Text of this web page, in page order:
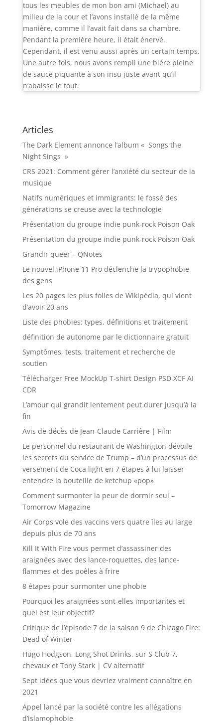
tous les meubles de mon bon ami (Michael) au
milieu de la cour et l’avons installé de la même
manière, comme il l’avait fait dans sa chambre.
Pendant la première heure, il était énervé.
Cependant, il est venu aussi après un certain temps.
Une autre fois, nous avons rempli une bière pleine
de sauce piquante à son insu juste avant qu’il
n’abaisse le tout.
Articles
The Dark Element annonce l’album « Songs the
Night Sings »
CRS 2021: Comment gérer l’anxiété du secteur de la
musique
Natifs numériques et immigrants: le fossé des
générations se creuse avec la technologie
Présentation du groupe indie punk-rock Poison Oak
Présentation du groupe indie punk-rock Poison Oak
Grandir queer – QNotes
Le nouvel iPhone 11 Pro déclenche la trypophobie
des gens
Les 20 pages les plus folles de Wikipédia, qui vient
d’avoir 20 ans
Liste des phobies: types, définitions et traitement
définition de autonome par le dictionnaire gratuit
Symptômes, tests, traitement et recherche de
soutien
Télécharger Free MockUp T-shirt Design PSD XCF AI
CDR
L’amour qui grandit lentement peut durer jusqu’à la
fin
Avis de décès de Jean-Claude Carrière | Film
Le personnel du restaurant de Washington dévoile
les secrets du service de Trump – d’un processus de
versement de Coca light en 7 étapes à lui laisser
entendre la bouteille de ketchup «pop»
Comment surmonter la peur de dormir seul –
Tomorrow Magazine
Air Corps vole des vaccins vers quatre îles au large
depuis plus de 70 ans
Kill It With Fire vous permet d’assassiner des
araignées avec des lance-roquettes, des lance-
flammes et des poêles à frire
8 étapes pour surmonter une phobie
Pourquoi les araignées sont-elles importantes et
quel est leur objectif?
Critique de l’épisode 7 de la saison 9 de Chicago Fire:
Dead of Winter
Hugo Hodgson, Long Shot Drinks, sur S Club 7,
chevaux et Tony Stark | CV alternatif
Sept idées que vous devriez vraiment connaître en
2021
Appel lancé par la société contre les allégations
d’islamophobie